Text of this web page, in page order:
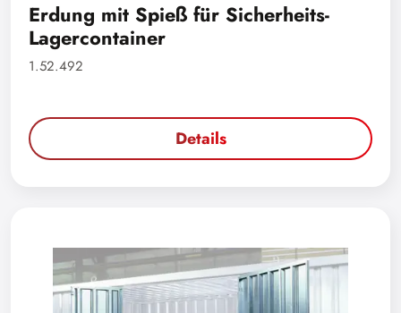
Erdung mit Spieß für Sicherheits-
Lagercontainer
1.52.492
Details